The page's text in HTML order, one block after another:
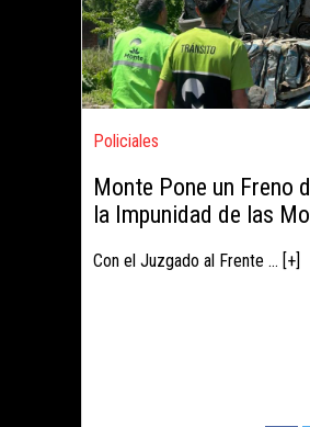
Policiales
Monte Pone un Freno
la Impunidad de las
Con el Juzgado al Frente ... [+]